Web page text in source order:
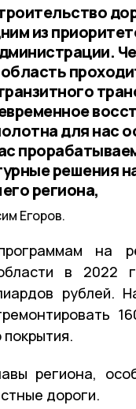
из
для нас
решения
региона,
Егоров.
на
в 2022
рублей.
региона,
дороги.